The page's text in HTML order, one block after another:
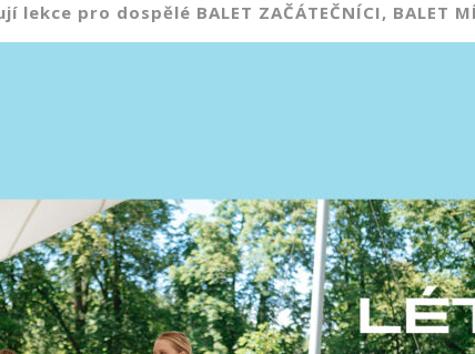
lekce pro dospělé BALET ZAČÁTEČNÍCI, BALET